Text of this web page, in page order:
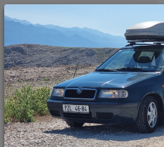
Po - Pá 9:00 - 17:00
Úvod Výfuky Levné sportovní výfuky
Felicia 1.9D pick-up/ fun